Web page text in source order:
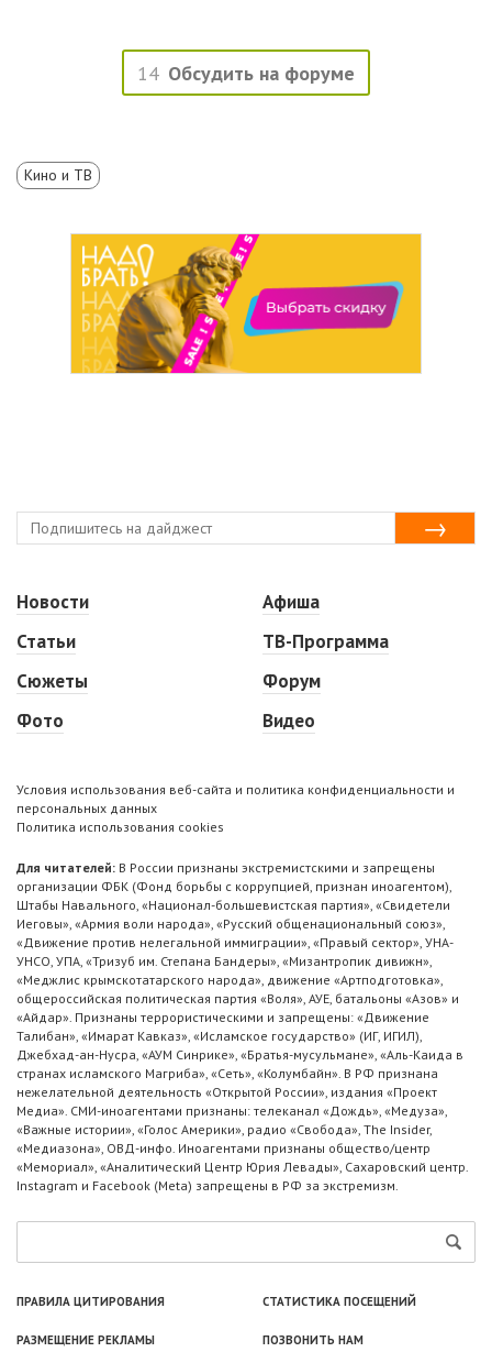
14 Обсудить на форуме
Кино и ТВ
Новости
Статьи
Сюжеты
Фото
Афиша
ТВ-Программа
Форум
Видео
Условия использования веб-сайта и политика конфиденциальности и
персональных данных
Политика использования cookies
Для читателей: В России признаны экстремистскими и запрещены
организации ФБК (Фонд борьбы с коррупцией, признан иноагентом),
Штабы Навального, «Национал-большевистская партия», «Свидетели
Иеговы», «Армия воли народа», «Русский общенациональный союз»,
«Движение против нелегальной иммиграции», «Правый сектор», УНА-
УНСО, УПА, «Тризуб им. Степана Бандеры», «Мизантропик дивижн»,
«Меджлис крымскотатарского народа», движение «Артподготовка»,
общероссийская политическая партия «Воля», АУЕ, батальоны «Азов» и
«Айдар». Признаны террористическими и запрещены: «Движение
Талибан», «Имарат Кавказ», «Исламское государство» (ИГ, ИГИЛ),
Джебхад-ан-Нусра, «АУМ Синрике», «Братья-мусульмане», «Аль-Каида в
странах исламского Магриба», «Сеть», «Колумбайн». В РФ признана
нежелательной деятельность «Открытой России», издания «Проект
Медиа». СМИ-иноагентами признаны: телеканал «Дождь», «Медуза»,
«Важные истории», «Голос Америки», радио «Свобода», The Insider,
«Медиазона», ОВД-инфо. Иноагентами признаны общество/центр
«Мемориал», «Аналитический Центр Юрия Левады», Сахаровский центр.
Instagram и Facebook (Metа) запрещены в РФ за экстремизм.
ПРАВИЛА ЦИТИРОВАНИЯ СТАТИСТИКА ПОСЕЩЕНИЙ
РАЗМЕЩЕНИЕ РЕКЛАМЫ ПОЗВОНИТЬ НАМ